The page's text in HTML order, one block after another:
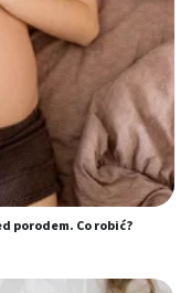
porodem. Co robić?